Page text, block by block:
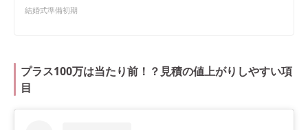
結婚式準備初期
プラス100万は当たり前！？見積の値上がりしやすい項
目